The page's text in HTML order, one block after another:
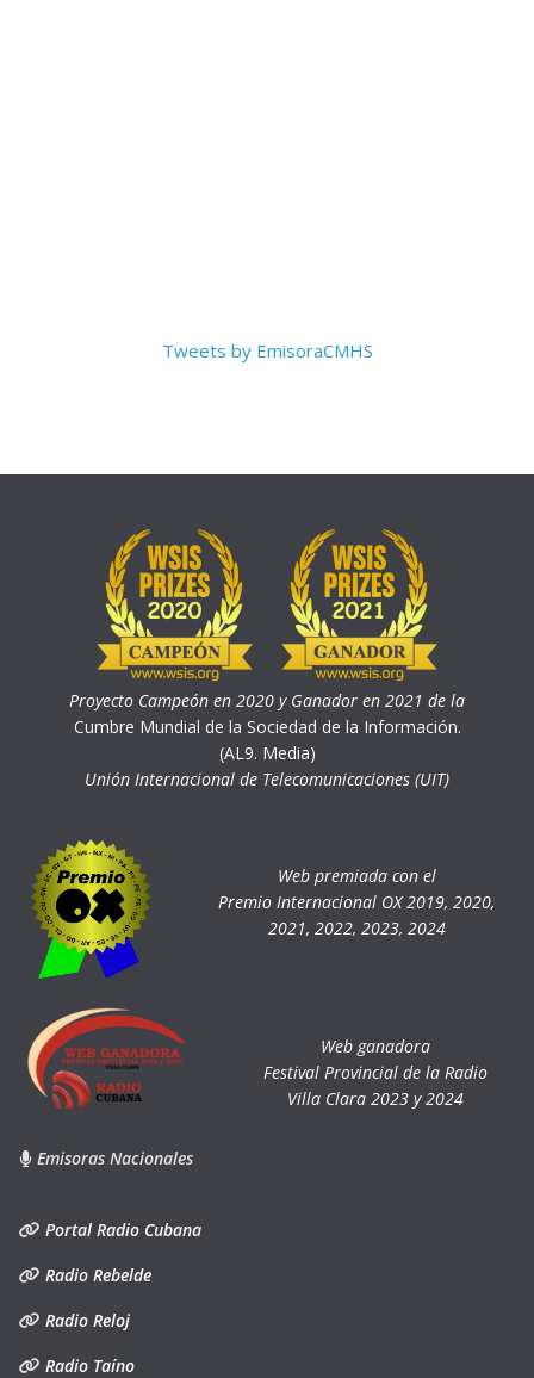
Tweets by EmisoraCMHS
Proyecto Campeón en 2020 y Ganador en 2021 de la
Cumbre Mundial de la Sociedad de la Información.
(AL9. Media)
Unión Internacional de Telecomunicaciones (UIT)
Web premiada con el
Premio Internacional OX 2019, 2020,
2021, 2022, 2023, 2024
Web ganadora
Festival Provincial de la Radio
Villa Clara 2023 y 2024
Emisoras Nacionales
Portal Radio Cubana
Radio Rebelde
Radio Reloj
Radio Taíno